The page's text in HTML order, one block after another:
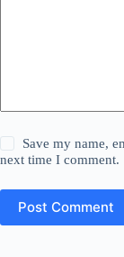
Save my name,
next time I comment.
Post Comment